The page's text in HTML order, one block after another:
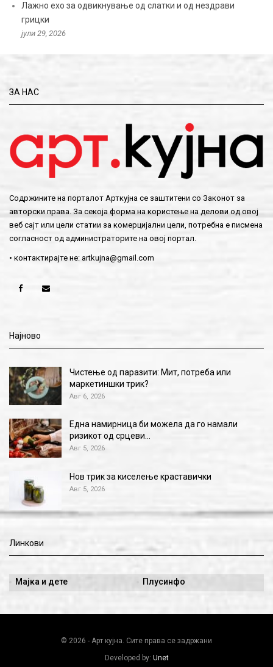
Лажно ехо за одвикнување од слатки и од нездрави
грицки
јули 29, 2026
ЗА НАС
Содржините на порталот Арткујна се заштитени со Законот за
авторски права. За секоја форма на користење на делови од овој
веб сајт или цели статии за комерцијални цели, потребна е писмена
согласност од администраторите на овој портал.
• контактирајте не: artkujna@gmail.com
Најново
Чистење од паразити: Мит, потреба или
маркетиншки трик?
Авг 6, 2026
Една намирница би можела да го намали
ризикот од срцеви…
Авг 5, 2026
Нов трик за киселење краставички
Авг 5, 2026
Линкови
Мајка и дете Плусинфо
© 2026 - Арт кујна. Сите права се задржани
Developed by: Unet